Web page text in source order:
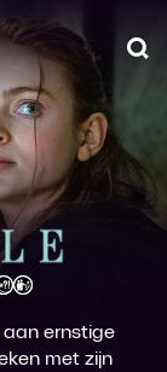
aan ernstige
met zijn